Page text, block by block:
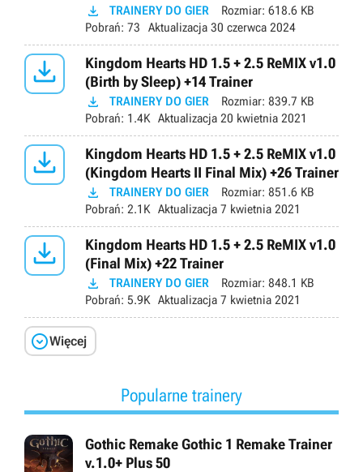
 TRAINERY DO GIER Rozmiar: 618.6 KB
Pobrań: 73 Aktualizacja 30 czerwca 2024

Kingdom Hearts HD 1.5 + 2.5 ReMIX v1.0
(Birth by Sleep) +14 Trainer
 TRAINERY DO GIER Rozmiar: 839.7 KB
Pobrań: 1.4K Aktualizacja 20 kwietnia 2021

Kingdom Hearts HD 1.5 + 2.5 ReMIX v1.0
(Kingdom Hearts II Final Mix) +26 Trainer
 TRAINERY DO GIER Rozmiar: 851.6 KB
Pobrań: 2.1K Aktualizacja 7 kwietnia 2021

Kingdom Hearts HD 1.5 + 2.5 ReMIX v1.0
(Final Mix) +22 Trainer
 TRAINERY DO GIER Rozmiar: 848.1 KB
Pobrań: 5.9K Aktualizacja 7 kwietnia 2021
Więcej
Popularne trainery
Gothic Remake Gothic 1 Remake Trainer
v.1.0+ Plus 50